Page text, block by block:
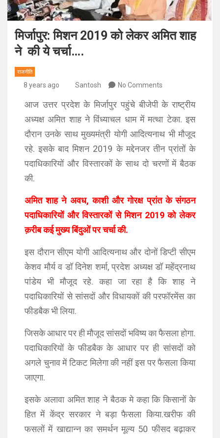
मिर्जापुर: मिशन 2019 को लेकर अमित शाह
ने की ये चर्चा….
राजनीति
8 years ago Santosh No Comments
आज उत्तर प्रदेश के मिर्जापुर पहुंचे बीजेपी के राष्ट्रीय
अध्यक्ष अमित शाह ने विंध्याचल धाम में मत्था टेका. इस
दौरान उनके साथ मुख्यमंत्री योगी आदित्यनाथ भी मौजूद
रहे. इसके बाद मिशन 2019 के मद्देनजर तीन प्रांतों के
पदाधिकारियों और विस्तारकों के साथ दो चरणों में बैठक
की.
अमित शाह ने अवध, काशी और गोरक्ष प्रांत के संगठन
पदाधिकारियों और विस्तारकों से मिशन 2019 को लेकर
क़रीब कई मुख्य बिंदुओं पर चर्चा की.
इस दौरान सीएम योगी आदित्यनाथ और दोनों डिप्टी सीएम
केशव मौर्य व डॉ दिनेश शर्मा, प्रदेश अध्यक्ष डॉ महेंद्रनाथ
पांडेय भी मौजूद रहे. कहा जा रहा है कि शाह ने
पदाधिकारियों से सांसदों और विधायकों की परफॉरमेंस का
फीडबैक भी लिया.
जिसके आधार पर ही मौजूद सांसदों भविष्य का फैसला होगा.
पदाधिकारियों के फीडबैक के आधार पर ही सांसदों को
अगले चुनाव में टिकट मिलेगा की नहीं इस पर फैसला किया
जाएगा.
इसके अलावा अमित शाह ने बैठक मे कहा कि किसानों के
हित में केंद्र सरकार ने बड़ा फैसला किया.खरीफ की
फसलों में खाद्यान्न का समर्थन मूल्य 50 फीसद बढ़ाकर